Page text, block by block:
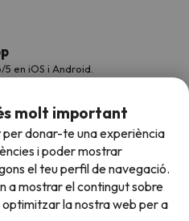
en iOS i Android.
molt important
donar-te una experiència
i poder mostrar
el teu perfil de navegació.
a mostrar el contingut sobre
optimitzar la nostra web per a